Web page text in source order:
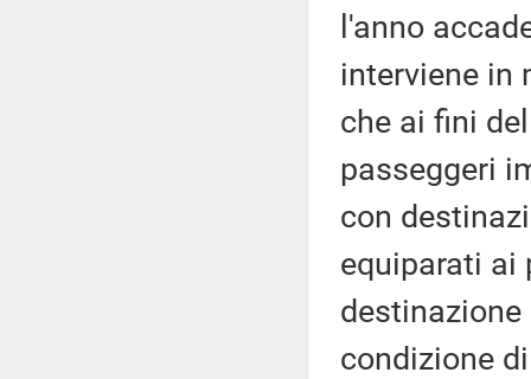
l'anno
interviene in
che ai fini
passeggeri
con
equiparati ai
destinazione
condizione